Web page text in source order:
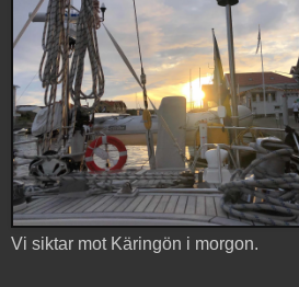
Vi siktar mot Käringön i morgon.